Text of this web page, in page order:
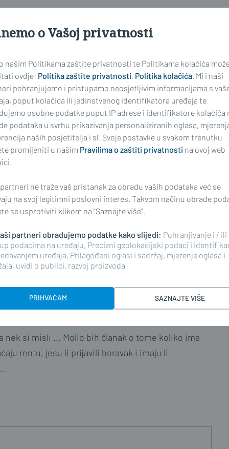
Policija u ovom je slučaju
komentiranje članaka na web portalu i mobilnim
korisnicima. Svaki korisnik koji želi
sPravilima komentiranjana web portalu i mobilnim
stavkom 2. članka 94. Zakona.
si misli ... Molio bih članak o tome koliko ima
rentu, jesu li prijavili boravak i imaju li
o Vašoj privatnosti
našim Politikama zaštite privatnosti te Politikama kolačića
ovdje: Politika zaštite privatnosti, Politika kolačića . Mi i naši
pohranjujemo i pristupamo neosjetljivim informacijama s
poput kolačića ili jedinstvenog identifikatora uređaja te
osobne podatke poput IP adrese i identifikatore kolačića
podataka u svrhu prikazivanja personaliziranih oglasa,
naših posjetitelja i sl. Svoje postavke u svakom trenutku
promijeniti u našim Pravilima o zaštiti privatnosti na ovoj web
ne traže vaš pristanak za obradu vaših podataka već se
na svoj legitimni poslovni interes. Takvom načinu obrade
se usprotiviti klikom na "Saznajte više".
partneri obrađujemo podatke kako slijedi: Pohranjivanje i / ili
podacima na uređaju, Precizni geolokacijski podaci i
uređaja, Prilagođeni oglasi i sadržaj, mjerenje oglasa i
uvidi o publici, razvoj proizvoda
PRIHVAĆAM SAZNAJTE VIŠE